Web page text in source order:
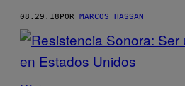
08.29.18POR MARCOS HASSAN